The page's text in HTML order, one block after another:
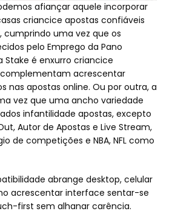
afiançar aquele incorporar
criancice apostas confiáveis
cumprindo uma vez que os
pelo Emprego da Pano
Stake é enxurro criancice
acrescentar
nas apostas online. Ou por outra, a
vez que uma ancho variedade
infantilidade apostas, excepto
Autor de Apostas e Live Stream,
de competições e NBA, NFL como
abrange desktop, celular
acrescentar interface sentar-se
first sem alhanar carência.